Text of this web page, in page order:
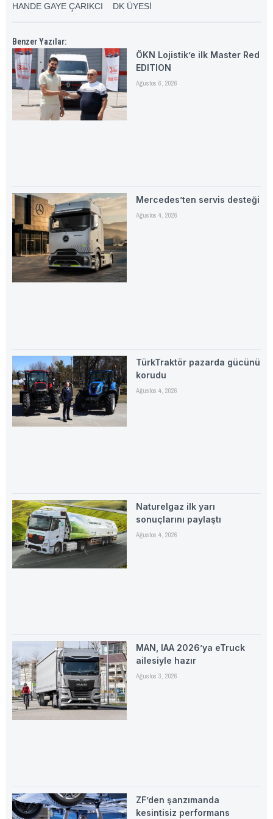
HANDE GAYE ÇARIKCI DK ÜYESİ
Benzer Yazılar:
ÖKN Lojistik’e ilk Master Red
EDITION
Ağustos 6, 2026
Mercedes’ten servis desteği
Ağustos 4, 2026
TürkTraktör pazarda gücünü
korudu
Ağustos 4, 2026
Naturelgaz ilk yarı
sonuçlarını paylaştı
Ağustos 4, 2026
MAN, IAA 2026’ya eTruck
ailesiyle hazır
Ağustos 3, 2026
ZF’den şanzımanda
kesintisiz performans